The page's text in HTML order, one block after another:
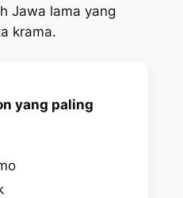
Jawa lama yang
krama.
yang paling